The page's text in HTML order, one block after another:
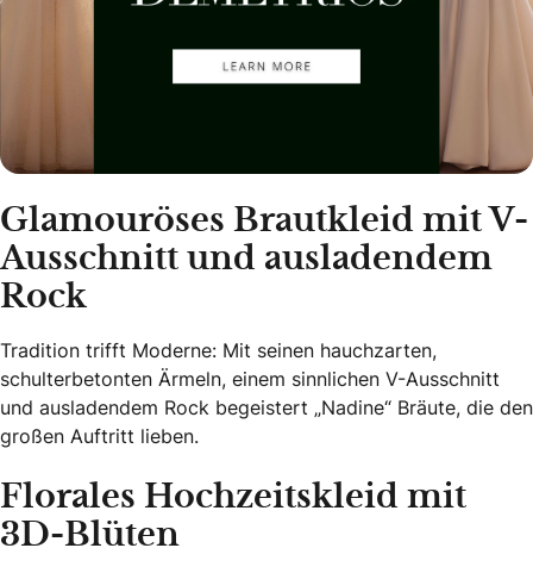
Glamouröses Brautkleid mit V-
Ausschnitt und ausladendem
Rock
Tradition trifft Moderne: Mit seinen hauchzarten,
schulterbetonten Ärmeln, einem sinnlichen V-Ausschnitt
und ausladendem Rock begeistert „Nadine“ Bräute, die den
großen Auftritt lieben.
Florales Hochzeitskleid mit
3D-Blüten